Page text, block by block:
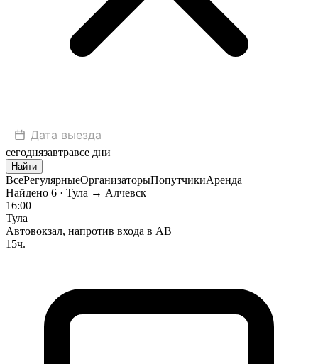
сегоднязавтравсе дни
Найти
ВсеРегулярныеОрганизаторыПопутчикиАренда
Найдено 6 · Тула → Алчевск
16:00
Тула
Автовокзал, напротив входа в АВ
15ч.